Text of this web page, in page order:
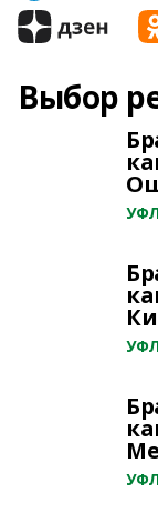
Выбор